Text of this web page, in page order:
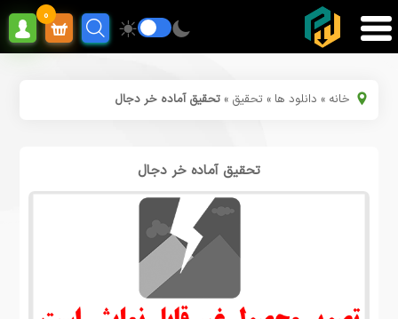
0
خانه » دانلود ها » تحقیق »تحقیق آماده خر دجال
تحقیق آماده خر دجال